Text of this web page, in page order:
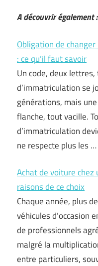
A découvrir également :
Obligation de
: ce qu’il faut savoir
Un code, deux
d’immatriculation se
générations, mais
flanche, tout vacille.
d’immatriculation
ne respecte plus les …
Achat de voiture chez
raisons de ce choix
Chaque année, plus
véhicules d’occasion
de professionnels
malgré la
entre particuliers,